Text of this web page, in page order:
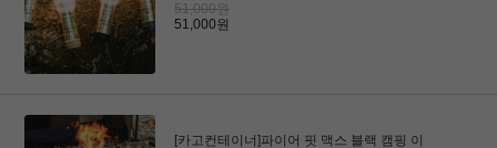
51,000원
51,000원
[카고컨테이너]파이어 핏 맥스 블랙 캠핑 이